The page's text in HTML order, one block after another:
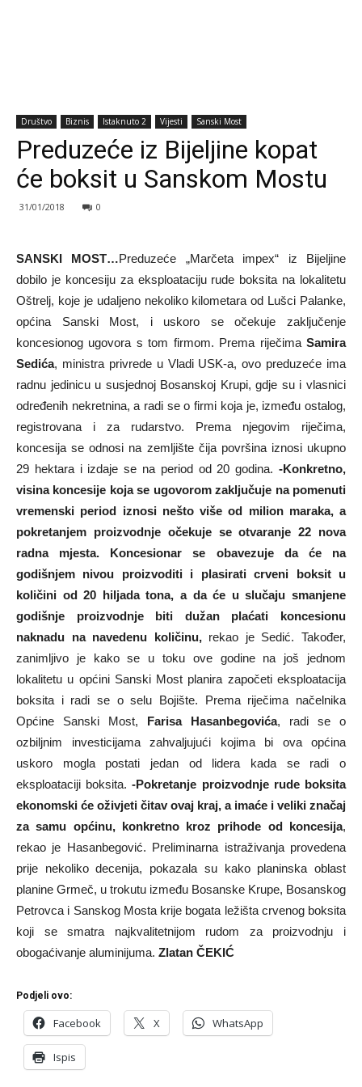
Društvo Biznis Istaknuto 2 Vijesti Sanski Most
Preduzeće iz Bijeljine kopat
će boksit u Sanskom Mostu
31/01/2018 0
SANSKI MOST…Preduzeće „Marčeta impex“ iz Bijeljine
dobilo je koncesiju za eksploataciju rude boksita na lokalitetu
Oštrelj, koje je udaljeno nekoliko kilometara od Lušci Palanke,
općina Sanski Most, i uskoro se očekuje zaključenje
koncesionog ugovora s tom firmom. Prema riječima Samira
Sedića, ministra privrede u Vladi USK-a, ovo preduzeće ima
radnu jedinicu u susjednoj Bosanskoj Krupi, gdje su i vlasnici
određenih nekretnina, a radi se o firmi koja je, između ostalog,
registrovana i za rudarstvo. Prema njegovim riječima,
koncesija se odnosi na zemljište čija površina iznosi ukupno
29 hektara i izdaje se na period od 20 godina. -Konkretno,
visina koncesije koja se ugovorom zaključuje na pomenuti
vremenski period iznosi nešto više od milion maraka, a
pokretanjem proizvodnje očekuje se otvaranje 22 nova
radna mjesta. Koncesionar se obavezuje da će na
godišnjem nivou proizvoditi i plasirati crveni boksit u
količini od 20 hiljada tona, a da će u slučaju smanjene
godišnje proizvodnje biti dužan plaćati koncesionu
naknadu na navedenu količinu, rekao je Sedić. Također,
zanimljivo je kako se u toku ove godine na još jednom
lokalitetu u općini Sanski Most planira započeti eksploatacija
boksita i radi se o selu Bojište. Prema riječima načelnika
Općine Sanski Most, Farisa Hasanbegovića, radi se o
ozbiljnim investicijama zahvaljujući kojima bi ova općina
uskoro mogla postati jedan od lidera kada se radi o
eksploataciji boksita.-Pokretanje proizvodnje rude boksita
ekonomski će oživjeti čitav ovaj kraj, a imaće i veliki značaj
za samu općinu, konkretno kroz prihode od koncesija,
rekao je Hasanbegović. Preliminarna istraživanja provedena
prije nekoliko decenija, pokazala su kako planinska oblast
planine Grmeč, u trokutu između Bosanske Krupe, Bosanskog
Petrovca i Sanskog Mosta krije bogata ležišta crvenog boksita
koji se smatra najkvalitetnijom rudom za proizvodnju i
obogaćivanje aluminijuma. Zlatan ČEKIĆ
Podjeli ovo:
Facebook X WhatsApp
Ispis